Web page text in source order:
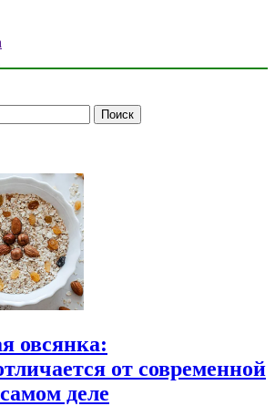
овсянка:
от современной
деле